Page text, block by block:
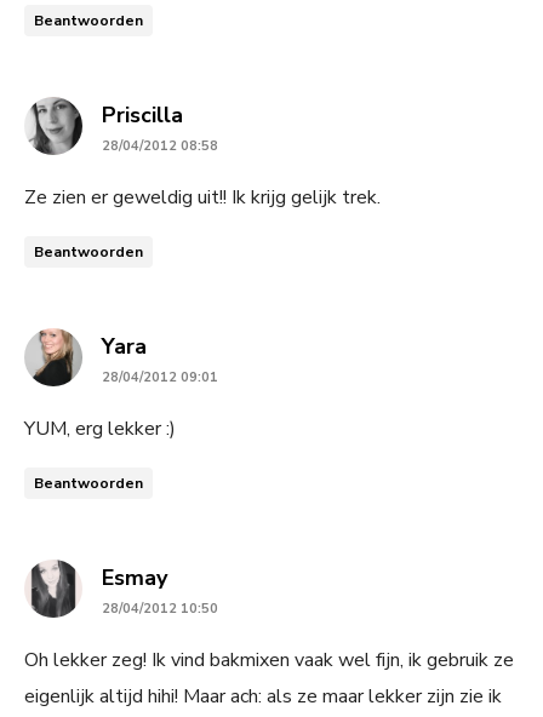
Beantwoorden
Priscilla
28/04/2012 08:58
Ze zien er geweldig uit!! Ik krijg gelijk trek.
Beantwoorden
Yara
28/04/2012 09:01
YUM, erg lekker :)
Beantwoorden
Esmaysays:
28/04/2012 10:50
Oh lekker zeg! Ik vind bakmixen vaak wel fijn, ik gebruik ze
eigenlijk altijd hihi! Maar ach: als ze maar lekker zijn zie ik